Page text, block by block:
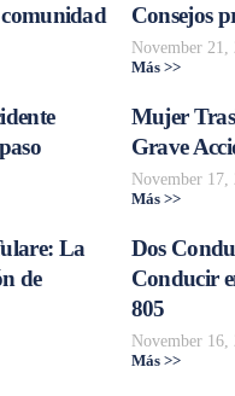
comunidad
Consejos
November 21,
Más >>
Mujer
Grave
November 17,
Más >>
La
de
Dos
Conducir
805
November 16,
Más >>